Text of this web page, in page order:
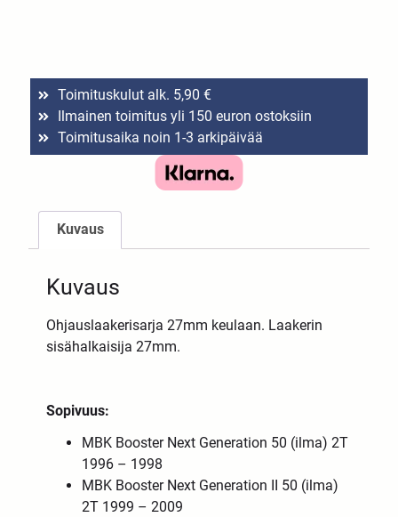
Toimituskulut alk. 5,90 €
Ilmainen toimitus yli 150 euron ostoksiin
Toimitusaika noin 1-3 arkipäivää
Kuvaus
Kuvaus
Ohjauslaakerisarja 27mm keulaan. Laakerin
sisähalkaisija 27mm.
Sopivuus:
MBK Booster Next Generation 50 (ilma) 2T
1996 – 1998
MBK Booster Next Generation II 50 (ilma)
2T 1999 – 2009